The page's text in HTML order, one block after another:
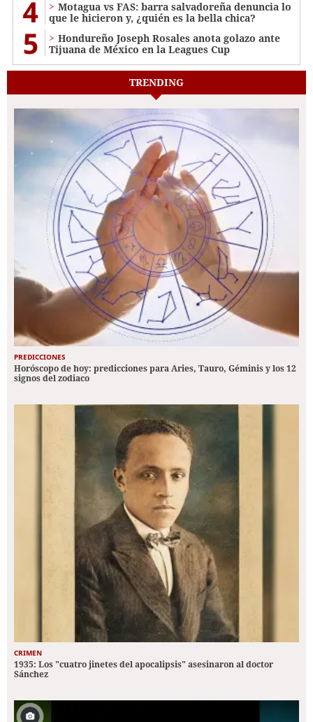
4
Motagua vs FAS: barra salvadoreña denuncia lo
que le hicieron y, ¿quién es la bella chica?
5
Hondureño Joseph Rosales anota golazo ante
Tijuana de México en la Leagues Cup
TRENDING
PREDICCIONES
Horóscopo de hoy: predicciones para Aries, Tauro, Géminis y los 12
signos del zodiaco
CRIMEN
1935: Los "cuatro jinetes del apocalipsis" asesinaron al doctor
Sánchez